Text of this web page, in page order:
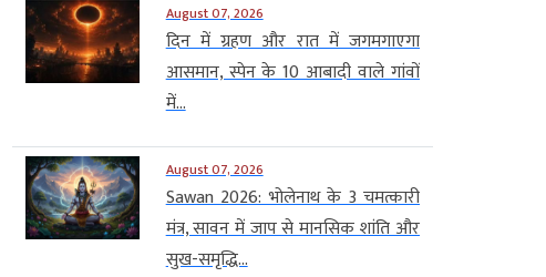
August 07, 2026
दिन में ग्रहण और रात में जगमगाएगा
आसमान, स्पेन के 10 आबादी वाले गांवों
में...
August 07, 2026
Sawan 2026: भोलेनाथ के 3 चमत्कारी
मंत्र, सावन में जाप से मानसिक शांति और
सुख-समृद्धि...